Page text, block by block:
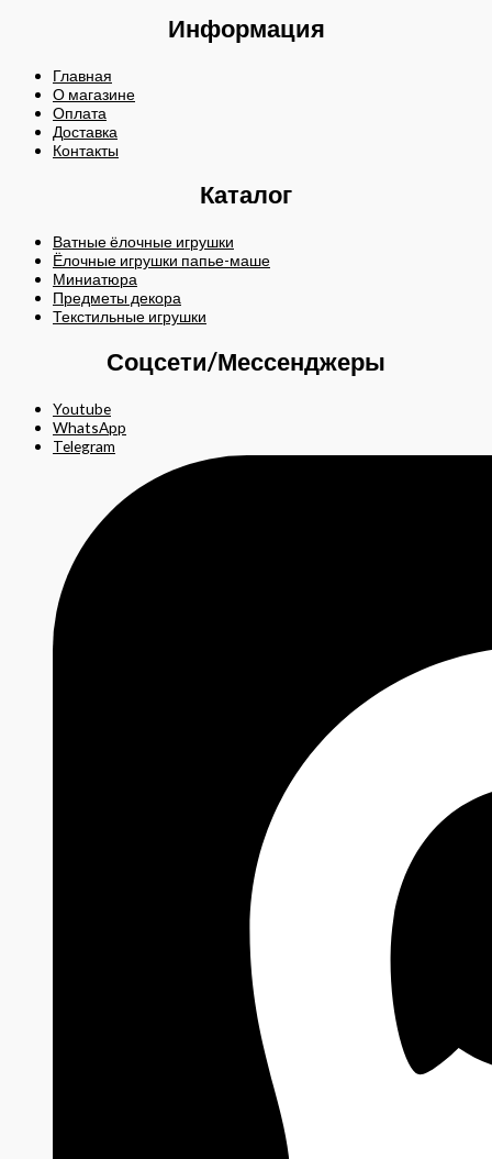
Информация
Главная
О магазине
Оплата
Доставка
Контакты
Каталог
Ватные ёлочные игрушки
Ёлочные игрушки папье-маше
Миниатюра
Предметы декора
Текстильные игрушки
Соцсети/Мессенджеры
Youtube
WhatsApp
Telegram